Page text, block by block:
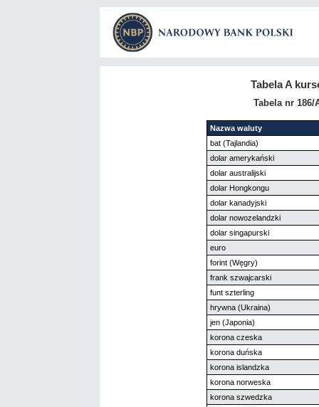
Tabela A
Tabela nr 186/
Nazwa waluty
bat (Tajlandia)
dolar amerykański
dolar australijski
dolar Hongkongu
dolar kanadyjski
dolar nowozelandzki
dolar singapurski
euro
forint (Węgry)
frank szwajcarski
funt szterling
hrywna (Ukraina)
jen (Japonia)
korona czeska
korona duńska
korona islandzka
korona norweska
korona szwedzka